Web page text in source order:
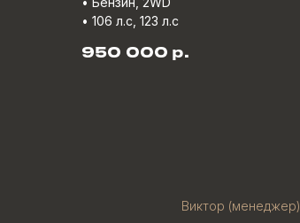
• 106 л.с, 123 л.с
950 000 р.
Виктор (менеджер)